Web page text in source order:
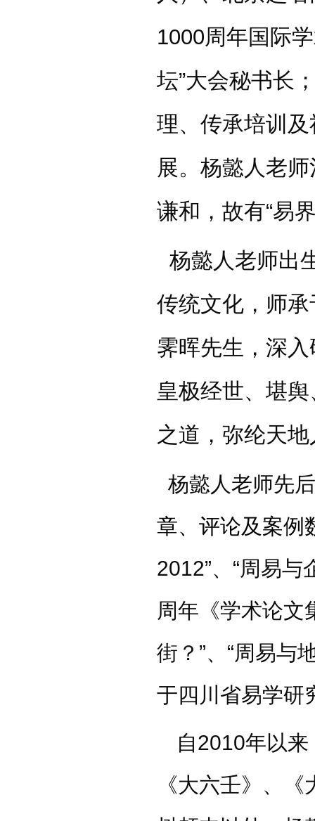
1000周年国际
坛”大会秘书长
理、传承培训
展。杨懿人老
谦和，故有“易
杨懿人老师出
传统文化，师
霁晖先生，深
皇极经世、堪
之道，弥纶天
杨懿人老师先
章、评论及案例
2012”、“周易与
周年《学术论文
街？”、“周易与
于四川省易学研
自2010年以
《大六壬》、